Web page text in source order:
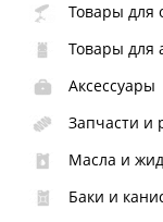
Товары для
Товары для
Аксессуары
Запчасти и
Масла и
Баки и